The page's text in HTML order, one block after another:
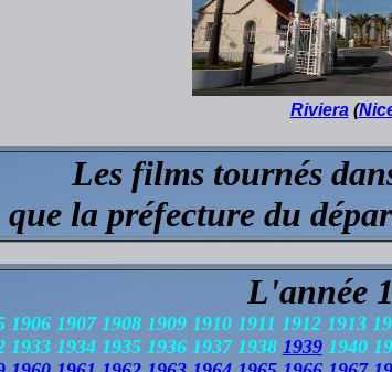
Riviera(
Les films tournés
la préfecture du
L'année
1906 1907 1908 1909 1910 1911 1912 1913
1933 1934 1935 1936 1937 1938 19391940